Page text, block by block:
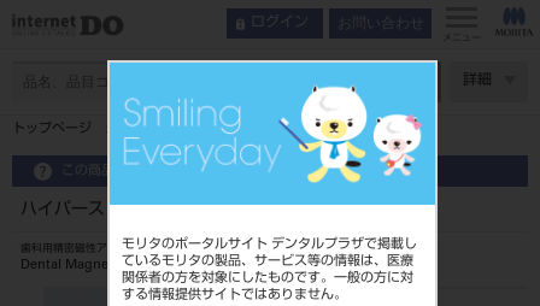
モリタのポータルサイト デンタルプラザで掲載し
ているモリタの製品、サービス等の情報は、医療
関係者の方を対象にしたものです。一般の方に対
する情報提供サイトではありません。
ログイン お問い合わせ
メニュー
詳細
トップページ ハイパースリムNF DB用 キーパーセット 4513
この商品に関するお問い合わせ
ハイパースリムNF DB用 キーパーセット 4513
歯科用精密磁性アタッチメント
Dental Magnetic Attachment
インデックス 製品情報